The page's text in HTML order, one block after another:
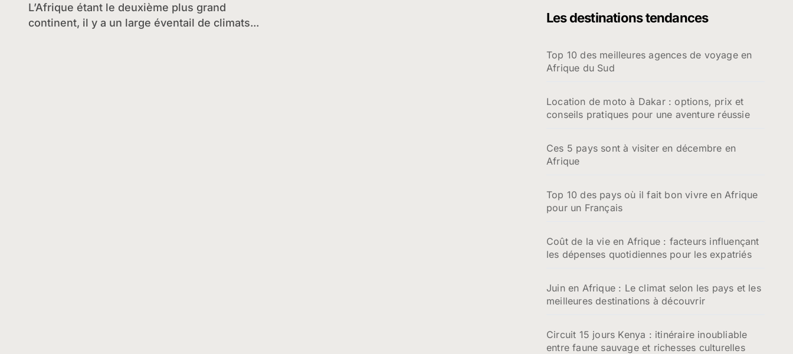
L’Afrique étant le deuxième plus grand
continent, il y a un large éventail de climats...
r
e
r
Les destinations tendances
Top 10 des meilleures agences de voyage en
Afrique du Sud
Location de moto à Dakar : options, prix et
conseils pratiques pour une aventure réussie
Ces 5 pays sont à visiter en décembre en
Afrique
Top 10 des pays où il fait bon vivre en Afrique
pour un Français
Coût de la vie en Afrique : facteurs influençant
les dépenses quotidiennes pour les expatriés
Juin en Afrique : Le climat selon les pays et les
meilleures destinations à découvrir
Circuit 15 jours Kenya : itinéraire inoubliable
entre faune sauvage et richesses culturelles